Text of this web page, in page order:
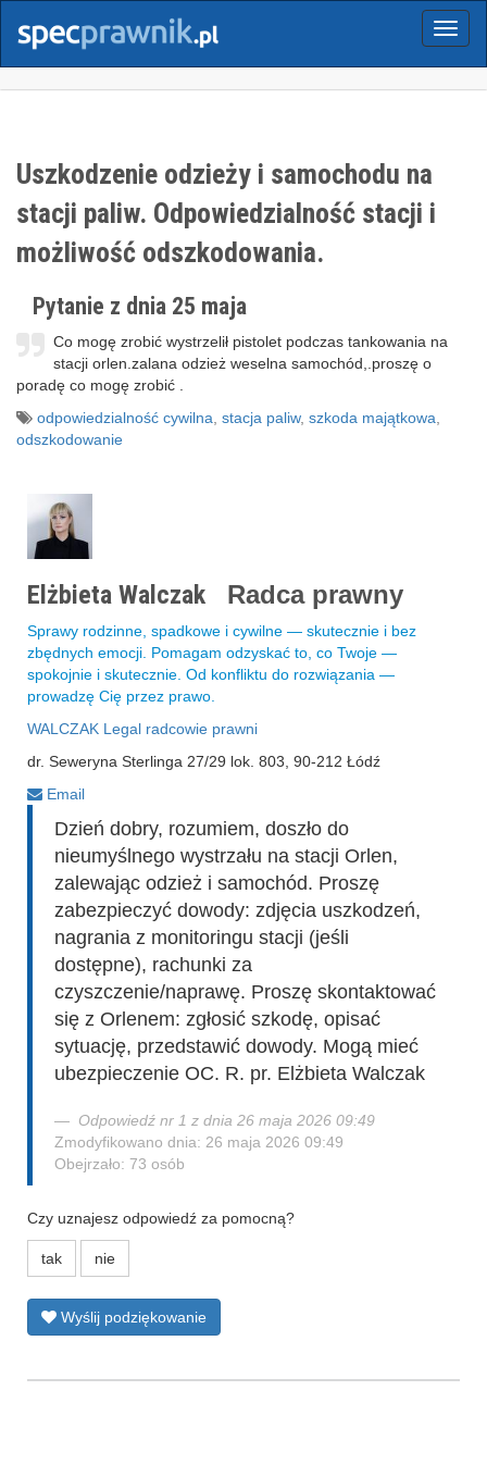
Menu
Uszkodzenie odzieży i samochodu na
stacji paliw. Odpowiedzialność stacji i
możliwość odszkodowania.
Pytanie z dnia 25 maja
Co mogę zrobić wystrzelił pistolet podczas tankowania na
stacji orlen.zalana odzież weselna samochód,.proszę o
poradę co mogę zrobić .
odpowiedzialność cywilna stacja paliw, szkoda majątkowa
odszkodowanie
Elżbieta Walczak Radca prawny
Sprawy rodzinne, spadkowe i cywilne — skutecznie i bez
zbędnych emocji. Pomagam odzyskać to, co Twoje —
spokojnie i skutecznie. Od konfliktu do rozwiązania —
prowadzę Cię przez prawo.
WALCZAK Legal radcowie prawni
dr. Seweryna Sterlinga 27/29 lok. 803, 90-212 Łódź
Email
Dzień dobry, rozumiem, doszło do
nieumyślnego wystrzału na stacji Orlen,
zalewając odzież i samochód. Proszę
zabezpieczyć dowody: zdjęcia uszkodzeń,
nagrania z monitoringu stacji (jeśli
dostępne), rachunki za
czyszczenie/naprawę. Proszę skontaktować
się z Orlenem: zgłosić szkodę, opisać
sytuację, przedstawić dowody. Mogą mieć
ubezpieczenie OC. R. pr. Elżbieta Walczak
Odpowiedź nr 1 z dnia 26 maja 2026 09:49
Zmodyfikowano dnia: 26 maja 2026 09:49
Obejrzało: 73 osób
Czy uznajesz odpowiedź za pomocną?
tak nie
Wyślij podziękowanie